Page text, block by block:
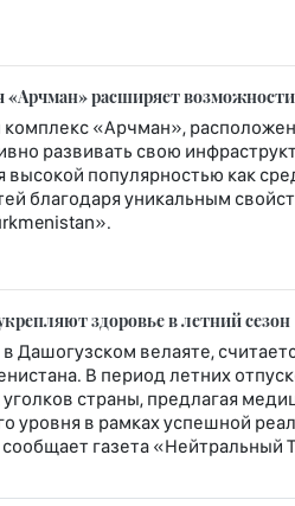
расширяет
«Арчман»,
развивать свою
высокой популярностью как
благодаря уникальным
здоровье в летний сезон
Дашогузском велаяте,
В период летних
страны, предлагая
уровня в рамках успешной
газета «Нейтральный